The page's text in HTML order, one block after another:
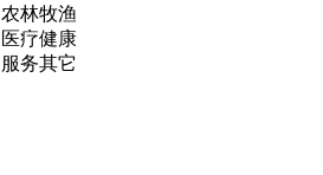
农林牧渔
医疗健康
服务其它